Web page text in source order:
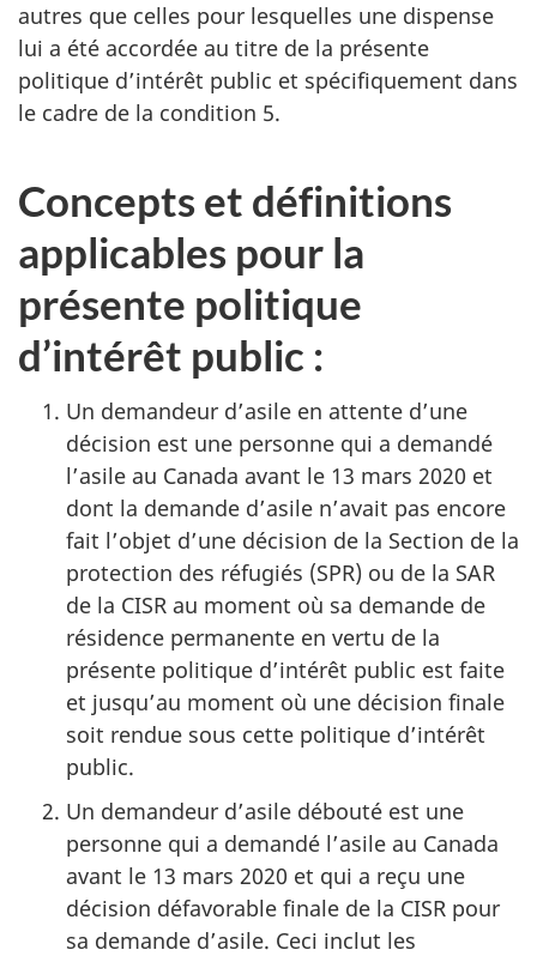
autres que celles pour lesquelles une dispense
lui a été accordée au titre de la présente
politique d’intérêt public et spécifiquement dans
le cadre de la condition 5.
Concepts et définitions
applicables pour la
présente politique
d’intérêt public :
Un demandeur d’asile en attente d’une
décision est une personne qui a demandé
l’asile au Canada avant le 13 mars 2020 et
dont la demande d’asile n’avait pas encore
fait l’objet d’une décision de la Section de la
protection des réfugiés (SPR) ou de la SAR
de la CISR au moment où sa demande de
résidence permanente en vertu de la
présente politique d’intérêt public est faite
et jusqu’au moment où une décision finale
soit rendue sous cette politique d’intérêt
public.
Un demandeur d’asile débouté est une
personne qui a demandé l’asile au Canada
avant le 13 mars 2020 et qui a reçu une
décision défavorable finale de la CISR pour
sa demande d’asile. Ceci inclut les